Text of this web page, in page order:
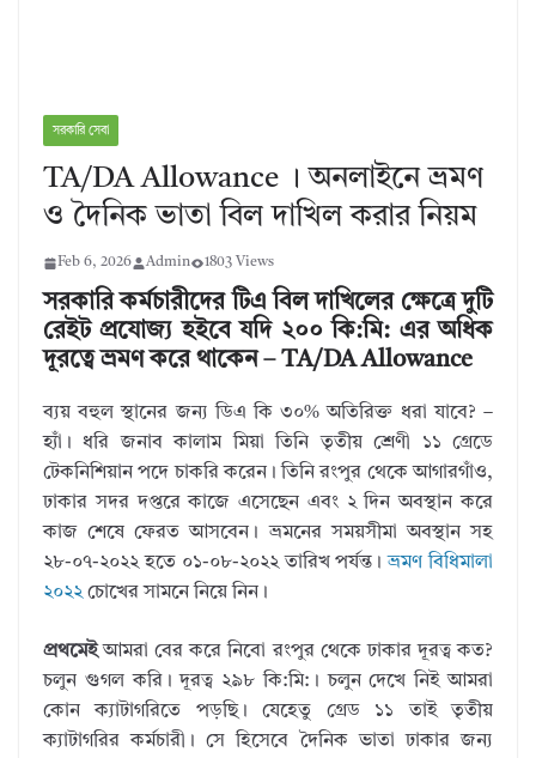
সরকারি সেবা
TA/DA Allowance । অনলাইনে ভ্রমণ
ও দৈনিক ভাতা বিল দাখিল করার নিয়ম
Feb 6, 2026 Admin 1803 Views
সরকারি কর্মচারীদের টিএ বিল দাখিলের ক্ষেত্রে দুটি
রেইট প্রযোজ্য হইবে যদি ২০০ কি:মি: এর অধিক
দূরত্বে ভ্রমণ করে থাকেন – TA/DA Allowance
ব্যয় বহুল স্থানের জন্য ডিএ কি ৩০% অতিরিক্ত ধরা যাবে? –
হ্যাঁ। ধরি জনাব কালাম মিয়া তিনি তৃতীয় শ্রেণী ১১ গ্রেডে
টেকনিশিয়ান পদে চাকরি করেন। তিনি রংপুর থেকে আগারগাঁও,
ঢাকার সদর দপ্তরে কাজে এসেছেন এবং ২ দিন অবস্থান করে
কাজ শেষে ফেরত আসবেন। ভ্রমনের সময়সীমা অবস্থান সহ
২৮-০৭-২০২২ হতে ০১-০৮-২০২২ তারিখ পর্যন্ত।ভ্রমণ বিধিমালা
২০২২চোখের সামনে নিয়ে নিন।
প্রথমেইআমরা বের করে নিবো রংপুর থেকে ঢাকার দূরত্ব কত?
চলুন গুগল করি। দূরত্ব ২৯৮ কি:মি:। চলুন দেখে নিই আমরা
কোন ক্যাটাগরিতে পড়ছি। যেহেতু গ্রেড ১১ তাই তৃতীয়
ক্যাটাগরির কর্মচারী। সে হিসেবে দৈনিক ভাতা ঢাকার জন্য